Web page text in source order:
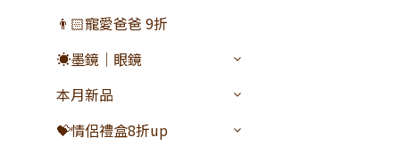
👨🏻寵愛爸爸 9折
☀️墨鏡｜眼鏡
本月新品
💝情侶禮盒8折up